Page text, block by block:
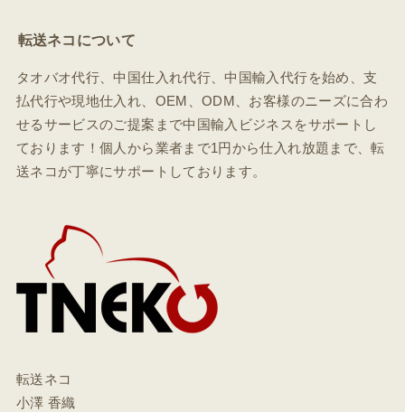
転送ネコについて
タオバオ代行、中国仕入れ代行、中国輸入代行を始め、支
払代行や現地仕入れ、OEM、ODM、お客様のニーズに合わ
せるサービスのご提案まで中国輸入ビジネスをサポートし
ております！個人から業者まで1円から仕入れ放題まで、転
送ネコが丁寧にサポートしております。
転送ネコ
小澤 香織